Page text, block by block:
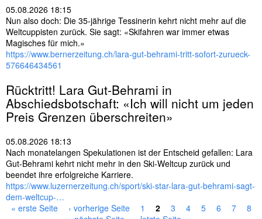
05.08.2026 18:15
Nun also doch: Die 35-jährige Tessinerin kehrt nicht mehr auf die
Weltcuppisten zurück. Sie sagt: «Skifahren war immer etwas
Magisches für mich.»
https://www.bernerzeitung.ch/lara-gut-behrami-tritt-sofort-zurueck-
576646434561
Rücktritt! Lara Gut-Behrami in
Abschiedsbotschaft: «Ich will nicht um jeden
Preis Grenzen überschreiten»
05.08.2026 18:13
Nach monatelangen Spekulationen ist der Entscheid gefallen: Lara
Gut-Behrami kehrt nicht mehr in den Ski-Weltcup zurück und
beendet ihre erfolgreiche Karriere.
https://www.luzernerzeitung.ch/sport/ski-star-lara-gut-behrami-sagt-
dem-weltcup-…
« erste Seite ‹ vorherige Seite 1 2 3 4 5 6 7
8